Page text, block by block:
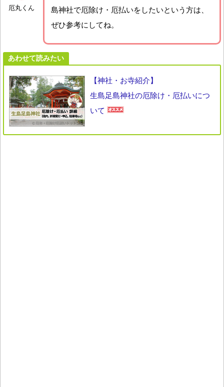
厄丸くん
島神社で厄除け・厄払いをしたいという方は、
ぜひ参考にしてね。
あわせて読みたい
【神社・お寺紹介】
生島足島神社の厄除け・厄払いにつ
いて